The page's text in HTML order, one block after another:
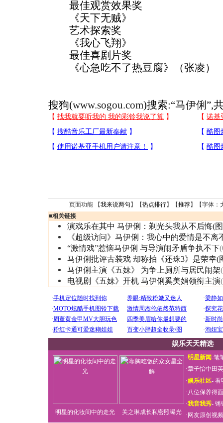
最佳观赏效果奖
《天下无贼》
艺术探索奖
《我心飞翔》
最佳喜剧片奖
《心急吃不了热豆腐》（张凌）
搜狗(www.sogou.com)搜索:“马伊俐”,
页面功能 【我来说两句 】【热点排行】【推荐】【字体：
■相关链接
演戏乐在其中 马伊俐：剃光头我从不后悔(
《超级访问》马伊俐：我心中的爱情是不离
“激情戏”惹恼马伊俐 与导演闹矛盾争执不下
马伊俐批评古装戏 却称拍《还珠3》是荣幸(
马伊俐主演《五妹》 为争上厕所与居民闹架
电视剧《五妹》开机 马伊俐奚美娟领衔主演
娱乐天天精选
明星的化妆间中的走光 关之琳成长私密照曝光
·明星新闻-笔
·章子怡中田
·娱乐社区- 看
·八位保养得
·我音我秀- 锵
· 网友原创视